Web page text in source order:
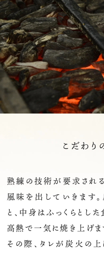
こだわり
熟練の技術が要求され
風味を出していきます
と、中身はふっくらとし
高熱で一気に焼き上げま
その際、タレが炭火の